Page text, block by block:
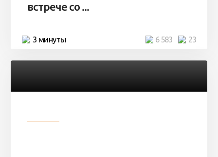
встрече со ...
3 минуты 23
6 583